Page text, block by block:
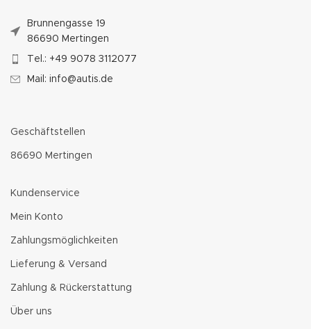
Brunnengasse 19
86690 Mertingen
Tel.: +49 9078 3112077
Mail: info@autis.de
Geschäftstellen
86690 Mertingen
Kundenservice
Mein Konto
Zahlungsmöglichkeiten
Lieferung & Versand
Zahlung & Rückerstattung
Über uns